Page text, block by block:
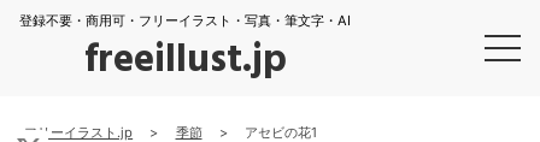
登録不要・商用可・フリーイラスト・写真・筆文字・AI
freeillust.jp
フリーイラスト.jp > 季節 > アセビの花1